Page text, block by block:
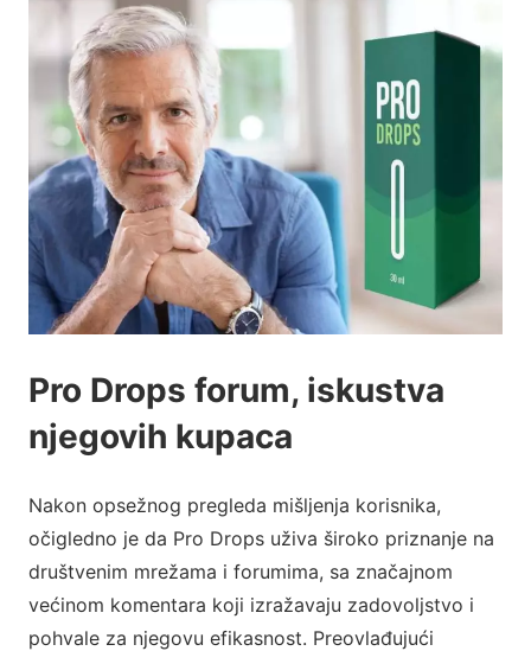
Pro Drops forum, iskustva
njegovih kupaca
Nakon opsežnog pregleda mišljenja korisnika,
očigledno je da Pro Drops uživa široko priznanje na
društvenim mrežama i forumima, sa značajnom
većinom komentara koji izražavaju zadovoljstvo i
pohvale za njegovu efikasnost. Preovlađujući